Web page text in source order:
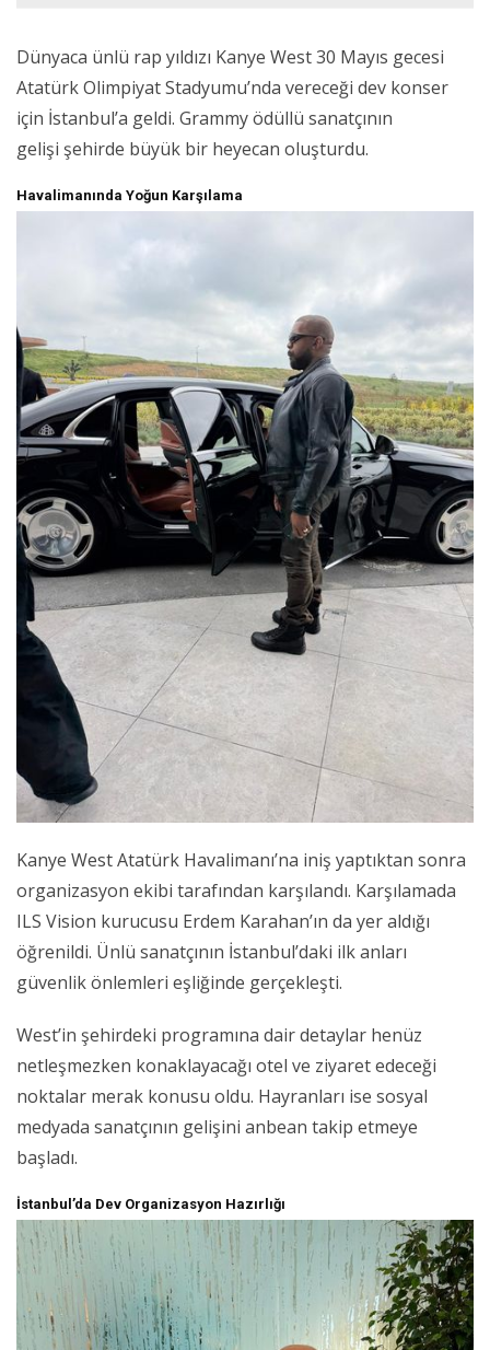
Dünyaca ünlü rap yıldızı Kanye West 30 Mayıs gecesi
Atatürk Olimpiyat Stadyumu’nda vereceği dev konser
için İstanbul’a geldi. Grammy ödüllü sanatçının
gelişi şehirde büyük bir heyecan oluşturdu.
Havalimanında Yoğun Karşılama
Kanye West Atatürk Havalimanı’na iniş yaptıktan sonra
organizasyon ekibi tarafından karşılandı. Karşılamada
ILS Vision kurucusu Erdem Karahan’ın da yer aldığı
öğrenildi. Ünlü sanatçının İstanbul’daki ilk anları
güvenlik önlemleri eşliğinde gerçekleşti.
West’in şehirdeki programına dair detaylar henüz
netleşmezken konaklayacağı otel ve ziyaret edeceği
noktalar merak konusu oldu. Hayranları ise sosyal
medyada sanatçının gelişini anbean takip etmeye
başladı.
İstanbul’da Dev Organizasyon Hazırlığı